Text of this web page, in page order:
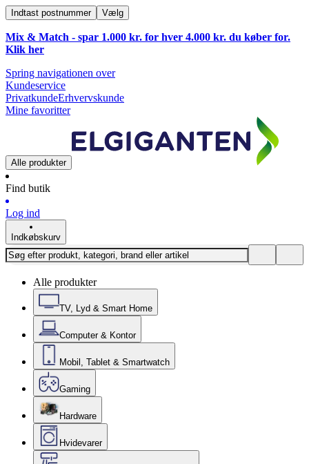
Indtast postnummer Vælg
Mix & Match - spar 1.000 kr. for hver 4.000 kr. du køber for.
Klik her
Spring navigationen over
Kundeservice
PrivatkundeErhvervskunde
Mine favoritter
Alle produkter
Find butik
Log ind
Indkøbskurv
Alle produkter
TV, Lyd & Smart Home
Computer & Kontor
Mobil, Tablet & Smartwatch
Gaming
Hardware
Hvidevarer